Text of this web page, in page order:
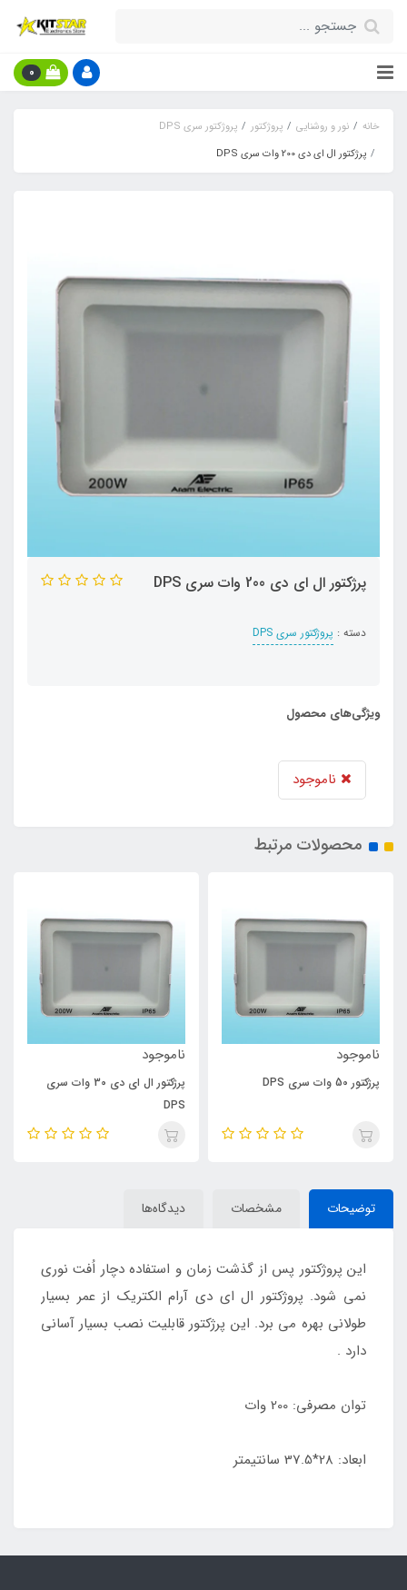
0
خانه نور و روشنایی پروژکتور
پروژکتور سری DPS
پرژکتور ال ای دی 200 وات سری DPS
پرژکتور ال ای دی 200 وات سری DPS
دسته : پروژکتور سری DPS
ویژگی‌های محصول
ناموجود
محصولات مرتبط
ناموجود
پرژکتور 50 وات سری DPS
ناموجود
پرژکتور ال ای دی 30 وات سری
DPS
توضیحات مشخصات دیدگاه‌ها
این پروژکتور پس از گذشت زمان و استفاده دچار اُفت نوری
نمی شود. پروژکتور ال ای دی آرام الکتریک از عمر بسیار
طولانی بهره می برد. این پرژکتور قابلیت نصب بسیار آسانی
دارد .
توان مصرفی: 200 وات
ابعاد: 28*37.5 سانتیمتر